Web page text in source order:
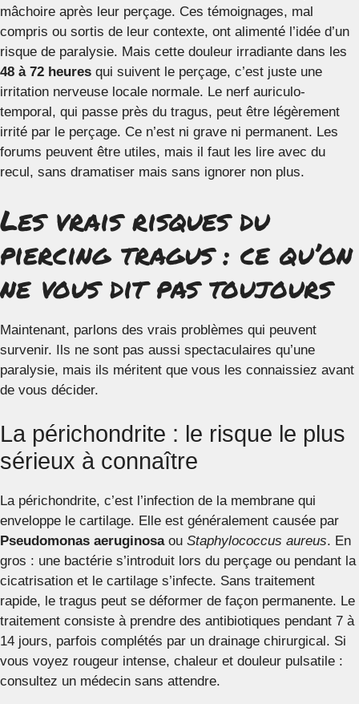
mâchoire après leur perçage. Ces témoignages, mal
compris ou sortis de leur contexte, ont alimenté l’idée d’un
risque de paralysie. Mais cette douleur irradiante dans les
48 à 72 heures qui suivent le perçage, c’est juste une
irritation nerveuse locale normale. Le nerf auriculo-
temporal, qui passe près du tragus, peut être légèrement
irrité par le perçage. Ce n’est ni grave ni permanent. Les
forums peuvent être utiles, mais il faut les lire avec du
recul, sans dramatiser mais sans ignorer non plus.
Les vrais risques du
piercing tragus : ce qu’on
ne vous dit pas toujours
Maintenant, parlons des vrais problèmes qui peuvent
survenir. Ils ne sont pas aussi spectaculaires qu’une
paralysie, mais ils méritent que vous les connaissiez avant
de vous décider.
La périchondrite : le risque le plus
sérieux à connaître
La périchondrite, c’est l’infection de la membrane qui
enveloppe le cartilage. Elle est généralement causée par
Pseudomonas aeruginosaou Staphylococcus aureus. En
gros : une bactérie s’introduit lors du perçage ou pendant la
cicatrisation et le cartilage s’infecte. Sans traitement
rapide, le tragus peut se déformer de façon permanente. Le
traitement consiste à prendre des antibiotiques pendant 7 à
14 jours, parfois complétés par un drainage chirurgical. Si
vous voyez rougeur intense, chaleur et douleur pulsatile :
consultez un médecin sans attendre.